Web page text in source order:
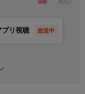
プリ視聴 放送中